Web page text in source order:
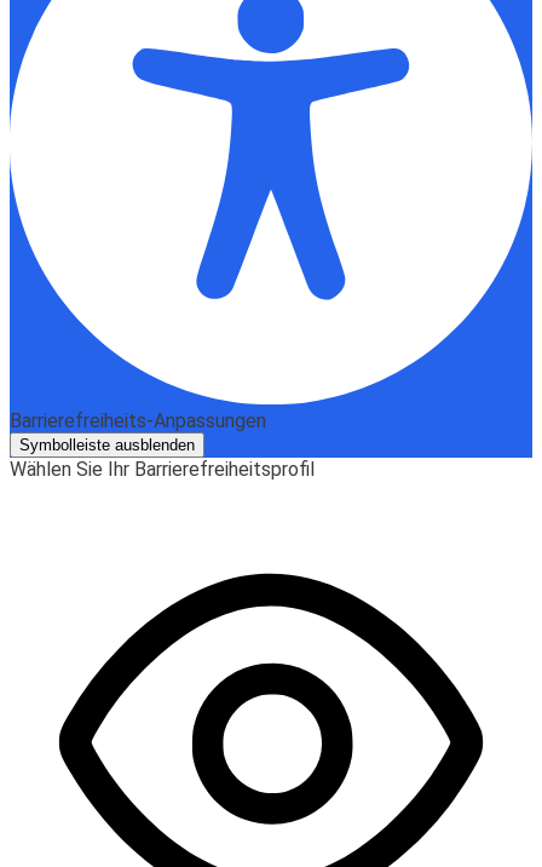
Barrierefreiheits-Anpassungen
Symbolleiste ausblenden
Wählen Sie Ihr Barrierefreiheitsprofil